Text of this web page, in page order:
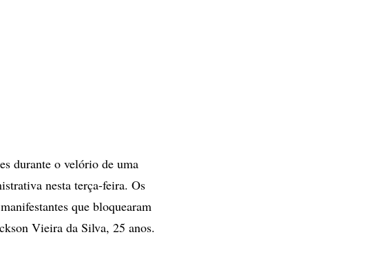
durante o velório de uma
nesta terça-feira. Os
que bloquearam
Vieira da Silva, 25 anos.